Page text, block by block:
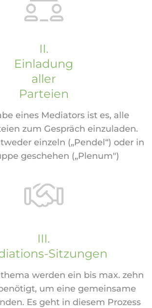
II.
Einladung
aller
Parteien
eines Mediators ist es, alle
zum Gespräch einzuladen.
einzeln („Pendel“) oder in
geschehen („Plenum")
III.
Sitzungen
werden ein bis max. zehn
um eine gemeinsame
Es geht in diesem Prozess